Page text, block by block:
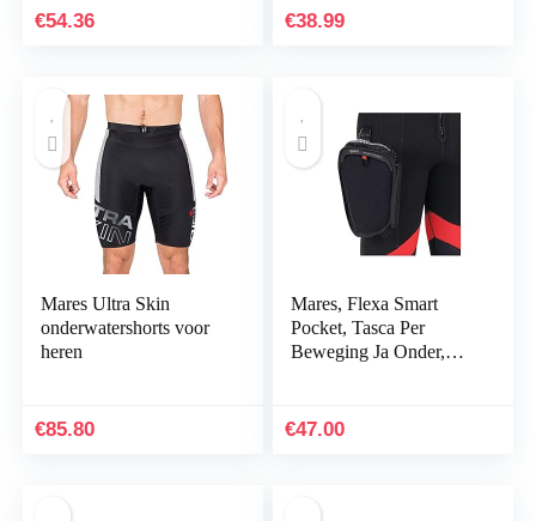
€54.36
Aanpassingsgereedscha
€38.99
Mares Ultra Skin
onderwatershorts voor
heren
€85.80
Mares, Flexa Smart
Pocket, Tasca Per
Beweging Ja Onder,
€47.00